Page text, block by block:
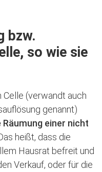
bzw.
so wie sie
Celle (verwandt auch
genannt)
einer nicht
Das heißt, dass die
Hausrat befreit und
Verkauf, oder für die